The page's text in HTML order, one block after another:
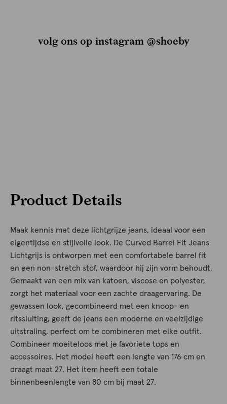
volg ons op instagram @shoeby
Product Details
Maak kennis met deze lichtgrijze jeans, ideaal voor een
eigentijdse en stijlvolle look. De Curved Barrel Fit Jeans
Lichtgrijs is ontworpen met een comfortabele barrel fit
en een non-stretch stof, waardoor hij zijn vorm behoudt.
Gemaakt van een mix van katoen, viscose en polyester,
zorgt het materiaal voor een zachte draagervaring. De
gewassen look, gecombineerd met een knoop- en
ritssluiting, geeft de jeans een moderne en veelzijdige
uitstraling, perfect om te combineren met elke outfit.
Combineer moeiteloos met je favoriete tops en
accessoires. Het model heeft een lengte van 176 cm en
draagt maat 27. Het item heeft een totale
binnenbeenlengte van 80 cm bij maat 27.